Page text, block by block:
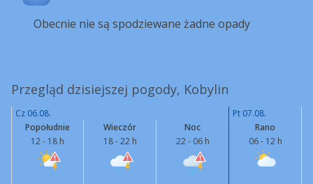
Obecnie nie są spodziewane żadne opady
Przegląd dzisiejszej pogody, Kobylin
Cz 06.08.
Pt 07.08.
Popołudnie
12 - 18 h
Wieczór
18 - 22 h
Noc
22 - 06 h
Rano
06 - 12 h